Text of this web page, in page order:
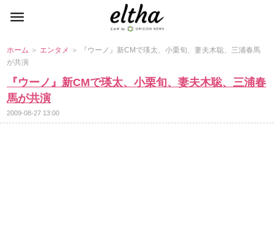
ホーム ＞ エンタメ ＞ 『ウーノ』新CMで瑛太、小栗旬、妻夫木聡、三浦春馬
が共演
『ウーノ』新CMで瑛太、小栗旬、妻夫木聡、三浦春
馬が共演
2009-08-27 13:00